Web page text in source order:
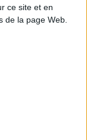
ce site et en
de la page Web.